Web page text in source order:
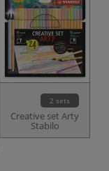
2 sets
Creative set Arty
Stabilo